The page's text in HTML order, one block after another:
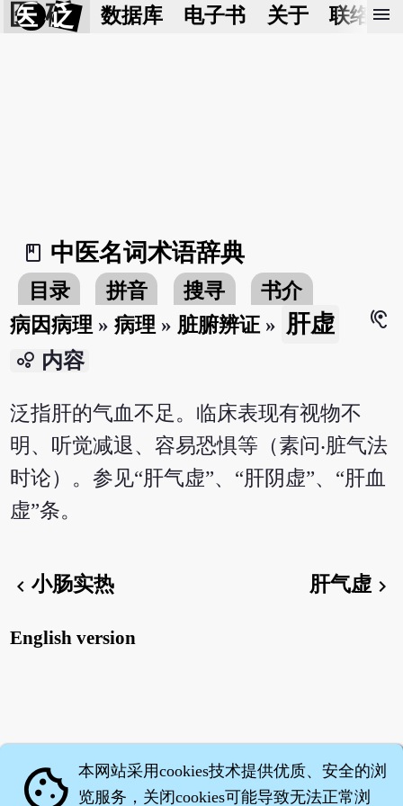
医 砭 数据库 电子书 关于 联络我
menu
book_2
中医名词术语辞典
目录 拼音 搜寻
书介
病因病理 »病理 » 脏腑辨证 » 肝虚
hearing
bubble_chart 内容
泛指肝的气血不足。临床表现有视物不
明、听觉减退、容易恐惧等（素问‧脏气法
时论）。参见“肝气虚”、“肝阴虚”、“肝血
虚”条。
chevron_left小肠实热 肝气虚chevron_right
English version
cookie 本网站采用cookies技术提供优质、安全的浏
览服务，关闭cookies可能导致无法正常浏